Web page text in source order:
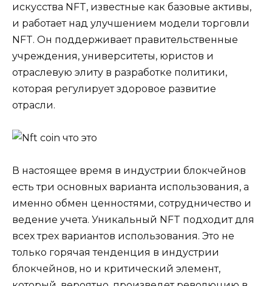
искусства NFT, известные как базовые активы,
и работает над улучшением модели торговли
NFT. Он поддерживает правительственные
учреждения, университеты, юристов и
отраслевую элиту в разработке политики,
которая регулирует здоровое развитие
отрасли.
В настоящее время в индустрии блокчейнов
есть три основных варианта использования, а
именно обмен ценностями, сотрудничество и
ведение учета. Уникальный NFT подходит для
всех трех вариантов использования. Это не
только горячая тенденция в индустрии
блокчейнов, но и критический элемент,